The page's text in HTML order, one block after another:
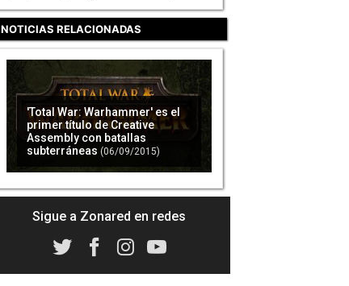
NOTICIAS RELACIONADAS
'Total War: Warhammer' es el
primer título de Creative
Assembly con batallas
subterráneas (06/09/2015)
Sigue a Zonared en redes